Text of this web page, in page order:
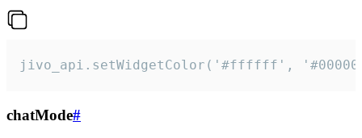
jivo_api.setWidgetColor('#ffffff',
chatMode#